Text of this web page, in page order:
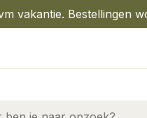
vakantie. Bestellingen